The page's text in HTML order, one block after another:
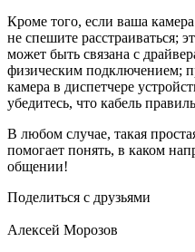
Кроме того, если ваша
не спешите расстраиваться;
может быть связана с
физическим подключением;
камера в диспетчере
убедитесь, что кабель
В любом случае, такая
помогает понять, в каком
общении!
Поделиться с друзьями
Алексей Морозов